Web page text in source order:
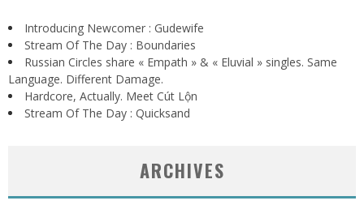
Introducing Newcomer : Gudewife
Stream Of The Day : Boundaries
Russian Circles share « Empath » & « Eluvial » singles. Same
Language. Different Damage.
Hardcore, Actually. Meet Cút Lộn
Stream Of The Day : Quicksand
ARCHIVES